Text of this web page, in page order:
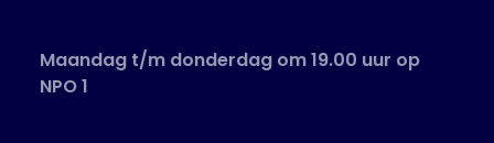
Maandag t/m donderdag om 19.00 uur op
NPO 1